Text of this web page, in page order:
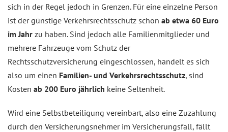
sich in der Regel jedoch in Grenzen. Für eine einzelne Person
ist der günstige Verkehrsrechtsschutz schon ab etwa 60 Euro
im Jahr zu haben. Sind jedoch alle Familienmitglieder und
mehrere Fahrzeuge vom Schutz der
Rechtsschutzversicherung eingeschlossen, handelt es sich
also um einen Familien- und Verkehrsrechtsschutz, sind
Kosten ab 200 Euro jährlich keine Seltenheit.
Wird eine Selbstbeteiligung vereinbart, also eine Zuzahlung
durch den Versicherungsnehmer im Versicherungsfall, fällt